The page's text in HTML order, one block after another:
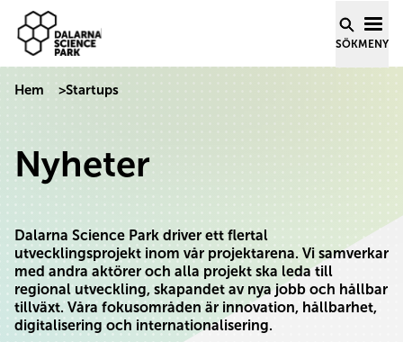
Hoppa till innehåll
Dalarna Science Park
SÖKMENY
Hem >Startups
Nyheter
Dalarna Science Park driver ett flertal
utvecklingsprojekt inom vår projektarena. Vi samverkar
med andra aktörer och alla projekt ska leda till
regional utveckling, skapandet av nya jobb och hållbar
tillväxt. Våra fokusområden är innovation, hållbarhet,
digitalisering och internationalisering.